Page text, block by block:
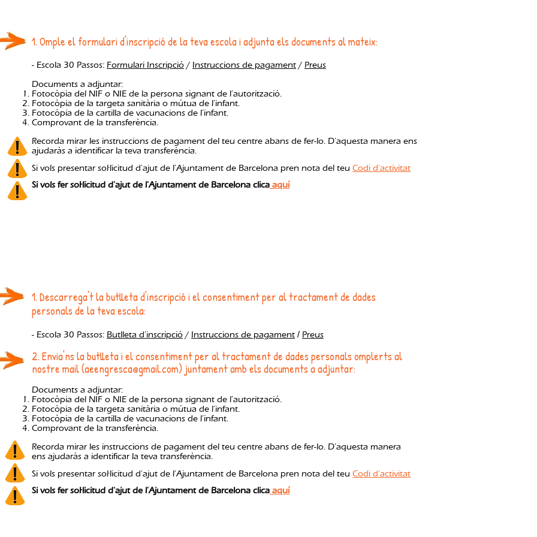
1. Omple el formulari d'inscripció de la teva escola i adjunta els documents al mateix:
- Escola 30 Passos: Formulari Inscripció / Instruccions de pagament / Preus
Documents a adjuntar:
Fotocòpia del NIF o NIE de la persona signant de l’autorització.
Fotocòpia de la targeta sanitària o mútua de l’infant.
Fotocòpia de la cartilla de vacunacions de l’infant.
Comprovant de la transferència.
Recorda mirar les instruccions de pagament del teu centre abans de fer-lo. D'aquesta manera ens
ajudaràs a identificar la teva transferència.
Si vols presentar sol·licitud d'ajut de l'Ajuntament de Barcelona pren nota del teu Codi d'activitat
Si vols fer sol·licitud d'ajut de l'Ajuntament de Barcelona clica aquí
1. Descarrega't la butlleta d'inscripció i el consentiment per al tractament de dades
personals de la teva escola:
- Escola 30 Passos: Butlleta d'inscripció / Instruccions de pagament / Preus
2. Envia'ns la butlleta i el consentiment per al tractament de dades personals omplerts al
nostre mail (aeengresca@gmail.com) juntament amb els documents a adjuntar:
Documents a adjuntar:
Fotocòpia del NIF o NIE de la persona signant de l’autorització.
Fotocòpia de la targeta sanitària o mútua de l’infant.
Fotocòpia de la cartilla de vacunacions de l’infant.
Comprovant de la transferència.
Recorda mirar les instruccions de pagament del teu centre abans de fer-lo. D'aquesta manera
ens ajudaràs a identificar la teva transferència.
Si vols presentar sol·licitud d'ajut de l'Ajuntament de Barcelona pren nota del teu Codi d'activitat
Si vols fer sol·licitud d'ajut de l'Ajuntament de Barcelona clica aquí